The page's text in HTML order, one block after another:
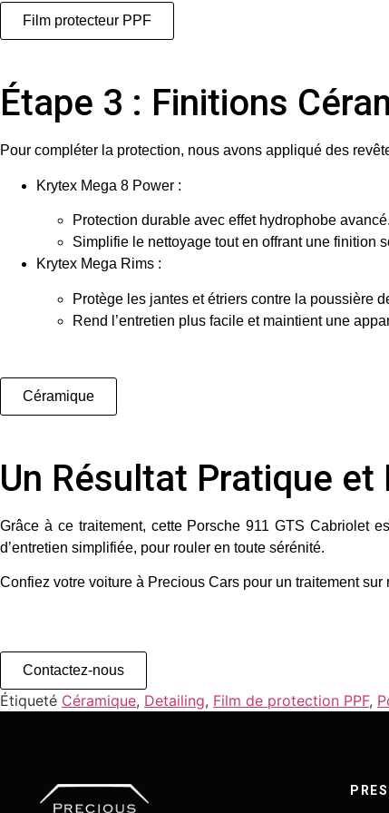
Film protecteur PPF
Étape 3 : Finitions
Pour compléter la protection, nous avons appliqué des
Krytex Mega 8 Power :
Protection durable avec effet hydrophobe avancé.
Simplifie le nettoyage tout en offrant une finition
Krytex Mega Rims :
Protège les jantes et étriers contre la poussière
Rend l’entretien plus facile et maintient une
Céramique
Un Résultat Pratique et
Grâce à ce traitement, cette Porsche 911 GTS Cabriolet
d’entretien simplifiée, pour rouler en toute sérénité.
Confiez votre voiture à Precious Cars pour un traitement sur
Contactez-nous
Étiqueté Céramique, Detailing, Film de protection PPF,